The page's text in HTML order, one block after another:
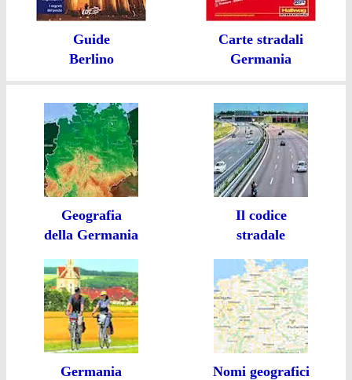
Guide
Berlino
Carte stradali
Germania
Geografia
della Germania
Il codice
stradale
Germania
Nomi geografici